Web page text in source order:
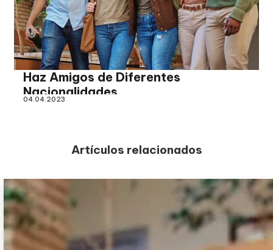
Haz Amigos de Diferentes
Nacionalidades
04.04.2023
Artículos relacionados